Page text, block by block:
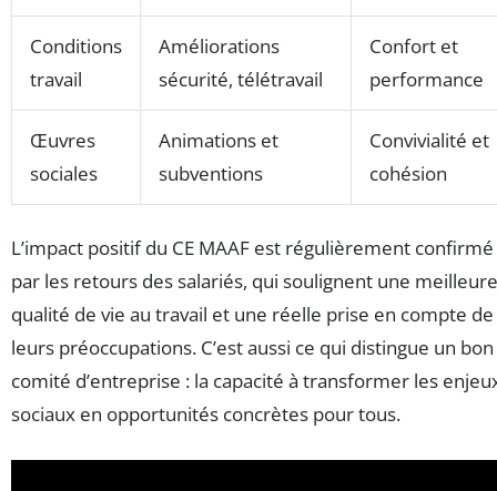
Conditions
travail
Améliorations
sécurité, télétravail
Confort et
performance
Œuvres
sociales
Animations et
subventions
Convivialité et
cohésion
L’impact positif du CE MAAF est régulièrement confirmé
par les retours des salariés, qui soulignent une meilleure
qualité de vie au travail et une réelle prise en compte de
leurs préoccupations. C’est aussi ce qui distingue un bon
comité d’entreprise : la capacité à transformer les
sociaux en opportunités concrètes pour tous.